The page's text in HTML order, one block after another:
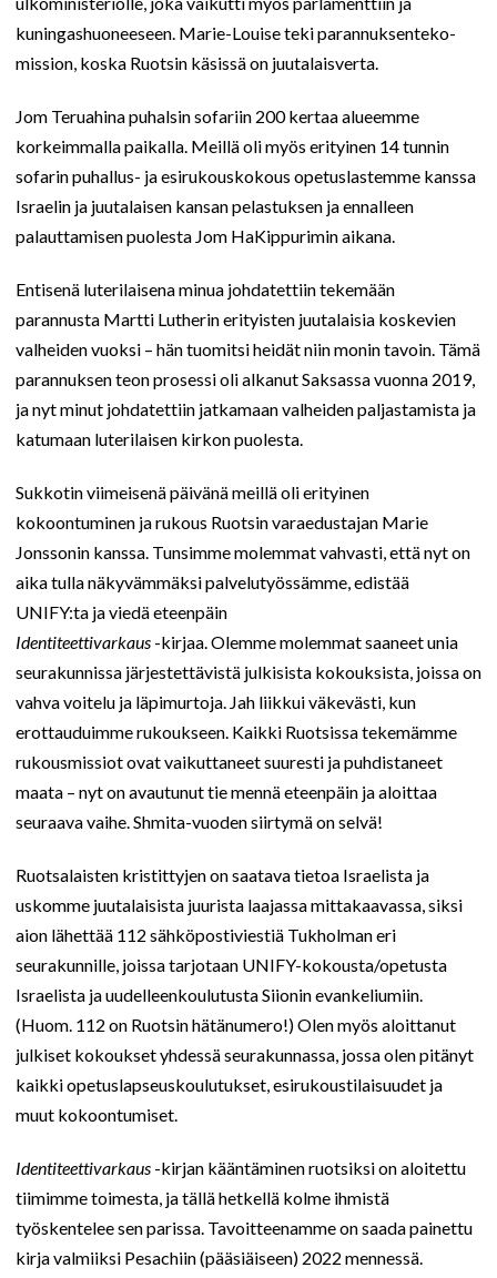
kuningashuoneeseen. Marie-Louise teki parannuksenteko-
mission, koska Ruotsin käsissä on juutalaisverta.
Jom Teruahina puhalsin sofariin 200 kertaa alueemme
korkeimmalla paikalla. Meillä oli myös erityinen 14 tunnin
sofarin puhallus- ja esirukouskokous opetuslastemme kanssa
Israelin ja juutalaisen kansan pelastuksen ja ennalleen
palauttamisen puolesta Jom HaKippurimin aikana.
Entisenä luterilaisena minua johdatettiin tekemään
parannusta Martti Lutherin erityisten juutalaisia koskevien
valheiden vuoksi – hän tuomitsi heidät niin monin tavoin. Tämä
parannuksen teon prosessi oli alkanut Saksassa vuonna 2019,
ja nyt minut johdatettiin jatkamaan valheiden paljastamista ja
katumaan luterilaisen kirkon puolesta.
Sukkotin viimeisenä päivänä meillä oli erityinen
kokoontuminen ja rukous Ruotsin varaedustajan Marie
Jonssonin kanssa. Tunsimme molemmat vahvasti, että nyt on
aika tulla näkyvämmäksi palvelutyössämme, edistää
UNIFY:ta ja viedä eteenpäin
Identiteettivarkaus -kirjaa. Olemme molemmat saaneet unia
seurakunnissa järjestettävistä julkisista kokouksista, joissa on
vahva voitelu ja läpimurtoja. Jah liikkui väkevästi, kun
erottauduimme rukoukseen. Kaikki Ruotsissa tekemämme
rukousmissiot ovat vaikuttaneet suuresti ja puhdistaneet
maata – nyt on avautunut tie mennä eteenpäin ja aloittaa
seuraava vaihe. Shmita-vuoden siirtymä on selvä!
Ruotsalaisten kristittyjen on saatava tietoa Israelista ja
uskomme juutalaisista juurista laajassa mittakaavassa, siksi
aion lähettää 112 sähköpostiviestiä Tukholman eri
seurakunnille, joissa tarjotaan UNIFY-kokousta/opetusta
Israelista ja uudelleenkoulutusta Siionin evankeliumiin.
(Huom. 112 on Ruotsin hätänumero!) Olen myös aloittanut
julkiset kokoukset yhdessä seurakunnassa, jossa olen pitänyt
kaikki opetuslapseuskoulutukset, esirukoustilaisuudet ja
muut kokoontumiset.
Identiteettivarkaus -kirjan kääntäminen ruotsiksi on aloitettu
tiimimme toimesta, ja tällä hetkellä kolme ihmistä
työskentelee sen parissa. Tavoitteenamme on saada painettu
kirja valmiiksi Pesachiin (pääsiäiseen) 2022 mennessä.